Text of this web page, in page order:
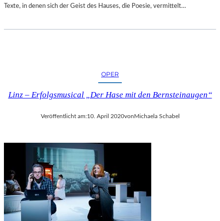
Texte, in denen sich der Geist des Hauses, die Poesie, vermittelt…
OPER
Linz – Erfolgsmusical „Der Hase mit den Bernsteinaugen“
Veröffentlicht am:10. April 2020von Michaela Schabel